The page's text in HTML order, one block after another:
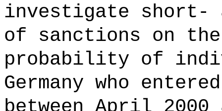
investigate short-
of sanctions on the
probability of
Germany who